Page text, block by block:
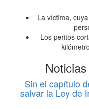
La víctima,
Los peritos
Sin el capítulo
salvar la Ley de